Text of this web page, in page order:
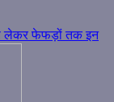
लेकर फेफड़ों तक इन